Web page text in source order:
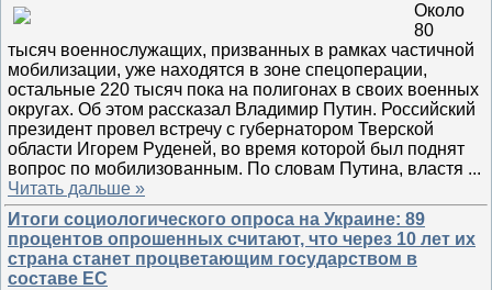
Около
80
тысяч военнослужащих, призванных в рамках частичной
мобилизации, уже находятся в зоне спецоперации,
остальные 220 тысяч пока на полигонах в своих военных
округах. Об этом рассказал Владимир Путин. Российский
президент провел встречу с губернатором Тверской
области Игорем Руденей, во время которой был поднят
вопрос по мобилизованным. По словам Путина, властя ...
Читать дальше »
Итоги социологического опроса на Украине: 89
процентов опрошенных считают, что через 10 лет их
страна станет процветающим государством в
составе ЕС